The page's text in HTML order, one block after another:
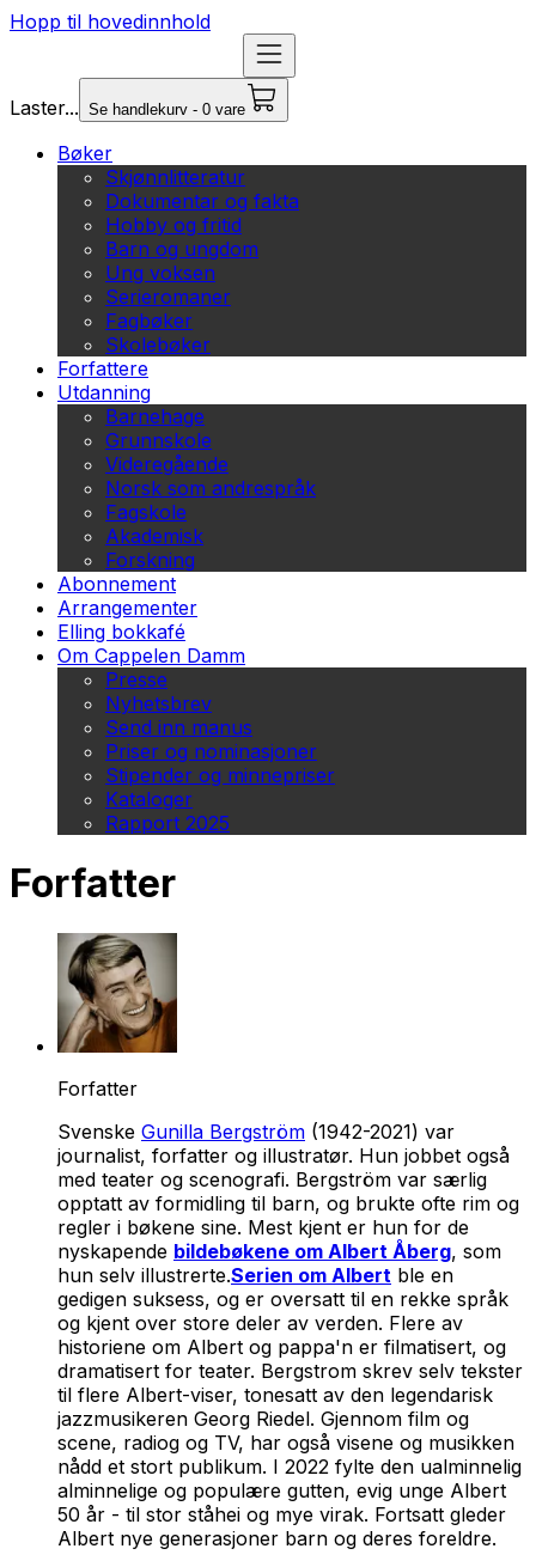
Hopp til hovedinnhold
Laster... Se handlekurv - 0 vare
Bøker
Skjønnlitteratur
Dokumentar og fakta
Hobby og fritid
Barn og ungdom
Ung voksen
Serieromaner
Fagbøker
Skolebøker
Forfattere
Utdanning
Barnehage
Grunnskole
Videregående
Norsk som andrespråk
Fagskole
Akademisk
Forskning
Abonnement
Arrangementer
Elling bokkafé
Om Cappelen Damm
Presse
Nyhetsbrev
Send inn manus
Priser og nominasjoner
Stipender og minnepriser
Kataloger
Rapport 2025
Forfatter
Forfatter
Svenske Gunilla Bergström (1942-2021) var
journalist, forfatter og illustratør. Hun jobbet også
med teater og scenografi. Bergström var særlig
opptatt av formidling til barn, og brukte ofte rim og
regler i bøkene sine. Mest kjent er hun for de
nyskapende bildebøkene om Albert Åberg, som
hun selv illustrerte.Serien om Albert ble en
gedigen suksess, og er oversatt til en rekke språk
og kjent over store deler av verden. Flere av
historiene om Albert og pappa'n er filmatisert, og
dramatisert for teater. Bergstrom skrev selv tekster
til flere Albert-viser, tonesatt av den legendarisk
jazzmusikeren Georg Riedel. Gjennom film og
scene, radiog og TV, har også visene og musikken
nådd et stort publikum. I 2022 fylte den ualminnelig
alminnelige og populære gutten, evig unge Albert
50 år - til stor ståhei og mye virak. Fortsatt gleder
Albert nye generasjoner barn og deres foreldre.